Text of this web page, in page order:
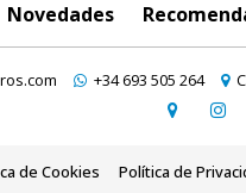
Novedades
+34 693 505 264
de Cookies Política de